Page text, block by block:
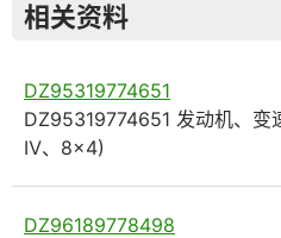
相关资料
DZ95319774651
DZ95319774651 发动机、变
Ⅳ、8×4)
DZ96189778498